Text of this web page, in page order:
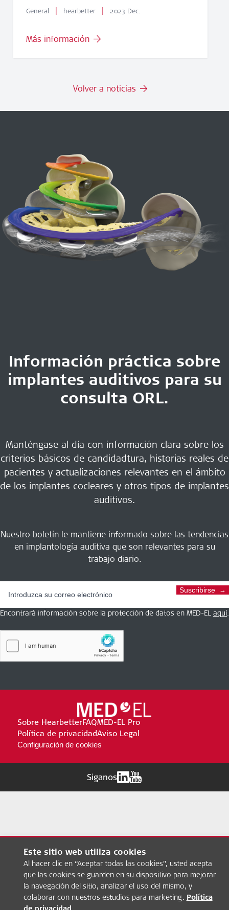
General | hearbetter | 2023 Dec.
Más información
Volver a noticias
Información práctica sobre
implantes auditivos para su
consulta ORL.
Manténgase al día con información clara sobre los
criterios básicos de candidadtura, historias reales de
pacientes y actualizaciones relevantes en el ámbito
de los implantes cocleares y otros tipos de implantes
auditivos.
Nuestro boletín le mantiene informado sobre las tendencias
en implantología auditiva que son relevantes para su
trabajo diario.
Suscribirse
Encontrará información sobre la protección de datos en MED-EL aquí.
Sobre HearbetterFAQMED-EL Pro
Política de privacidadAviso Legal
Configuración de cookies
Siganos
Este sitio web utiliza cookies
Al hacer clic en “Aceptar todas las cookies”, usted acepta
que las cookies se guarden en su dispositivo para mejorar
la navegación del sitio, analizar el uso del mismo, y
colaborar con nuestros estudios para marketing. Política